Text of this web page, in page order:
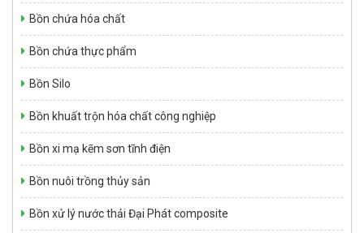
Bồn chứa hóa chất
Bồn chứa thực phẩm
Bồn Silo
Bồn khuất trộn hóa chất công nghiệp
Bồn xi mạ kẽm sơn tĩnh điện
Bồn nuôi trồng thủy sản
Bồn xử lý nước thải Đại Phát composite
Đỉnh Hóa Vàng Cao Cấp – Công nghệ cao – Composite